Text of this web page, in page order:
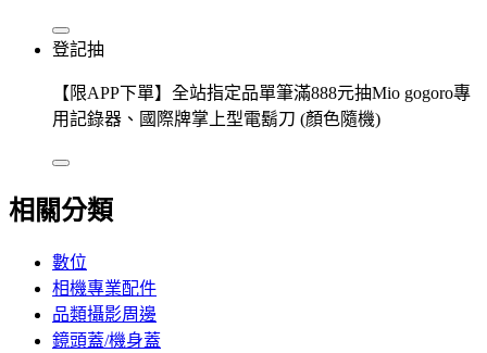
登記抽
【限APP下單】全站指定品單筆滿888元抽Mio gogoro專
用記錄器、國際牌掌上型電鬍刀 (顏色隨機)
相關分類
數位
相機專業配件
品類攝影周邊
鏡頭蓋/機身蓋